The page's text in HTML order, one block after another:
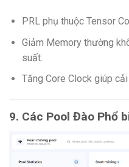
PRL phụ thuộc Tensor
Giảm Memory thường
suất.
Tăng Core Clock giúp
9. Các Pool Đào Phổ